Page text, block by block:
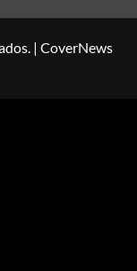
| CoverNews